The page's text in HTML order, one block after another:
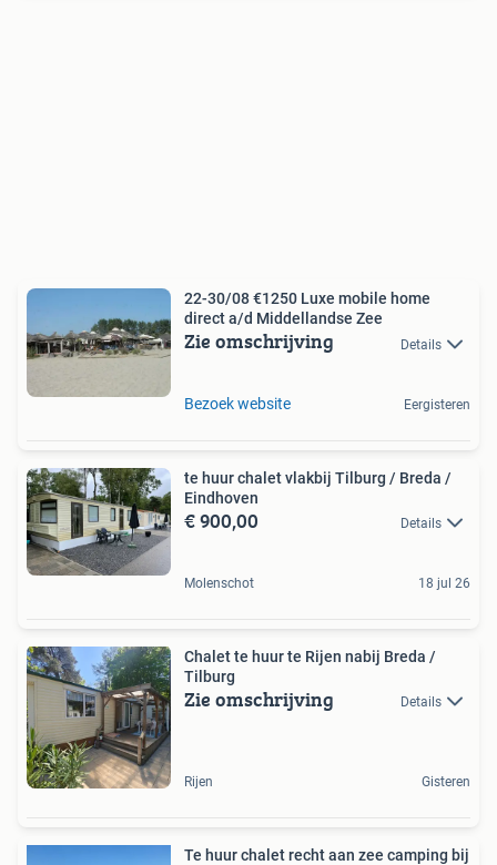
22-30/08 €1250 Luxe mobile home
direct a/d Middellandse Zee
Zie omschrijving Details
Bezoek website Eergisteren
te huur chalet vlakbij Tilburg / Breda /
Eindhoven
€ 900,00 Details
Molenschot 18 jul 26
Chalet te huur te Rijen nabij Breda /
Tilburg
Zie omschrijving Details
Rijen Gisteren
Te huur chalet recht aan zee camping bij